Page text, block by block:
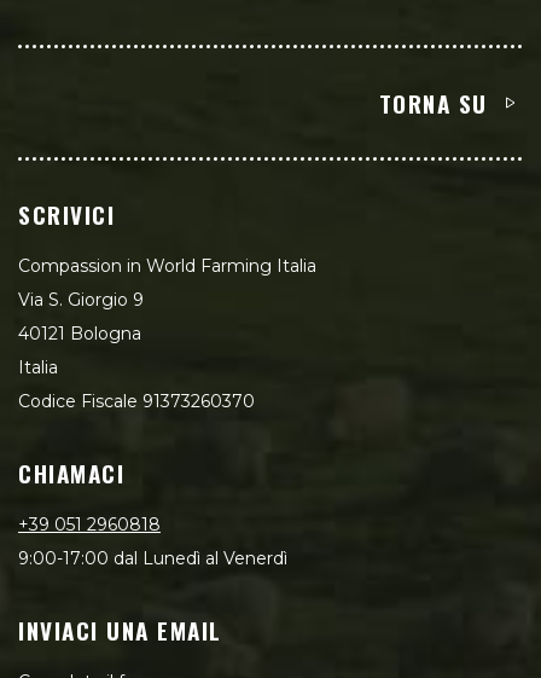
TORNA SU
SCRIVICI
Compassion in World Farming Italia
Via S. Giorgio 9
40121 Bologna
Italia
Codice Fiscale 91373260370
CHIAMACI
+39 051 2960818
9:00-17:00 dal Lunedì al Venerdì
INVIACI UNA EMAIL